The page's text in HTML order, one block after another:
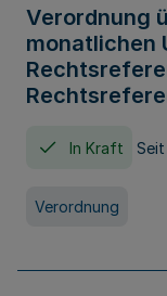
Verordnung
monatlichen
In Kraft
Verordnung